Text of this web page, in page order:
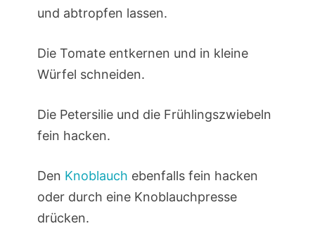
und abtropfen lassen.
Die Tomate entkernen und in kleine
Würfel schneiden.
Die Petersilie und die Frühlingszwiebeln
fein hacken.
Den Knoblauch ebenfalls fein hacken
oder durch eine Knoblauchpresse
drücken.